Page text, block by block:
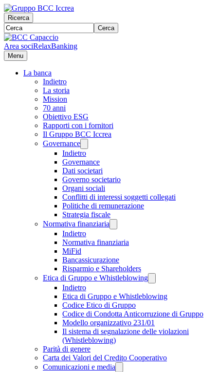
Ricerca
Cerca
Area sociRelaxBanking
Menu
La banca
Indietro
La storia
Mission
70 anni
Obiettivo ESG
Rapporti con i fornitori
Il Gruppo BCC Iccrea
Governance
Indietro
Governance
Dati societari
Governo societario
Organi sociali
Conflitti di interessi soggetti collegati
Politiche di remunerazione
Strategia fiscale
Normativa finanziaria
Indietro
Normativa finanziaria
MiFid
Bancassicurazione
Risparmio e Shareholders
Etica di Gruppo e Whistleblowing
Indietro
Etica di Gruppo e Whistleblowing
Codice Etico di Gruppo
Codice di Condotta Anticorruzione di Gruppo
Modello organizzativo 231/01
Il sistema di segnalazione delle violazioni
(Whistleblowing)
Parità di genere
Carta dei Valori del Credito Cooperativo
Comunicazioni e media